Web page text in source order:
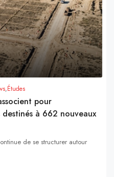
,Études
pour
à 662 nouveaux
de se structurer autour